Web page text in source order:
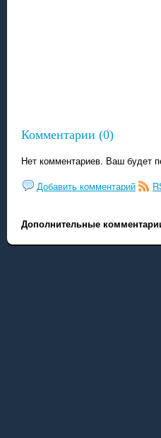
Комментарии (0)
Нет комментариев. Ваш будет
Добавить комментарий
Дополнительные